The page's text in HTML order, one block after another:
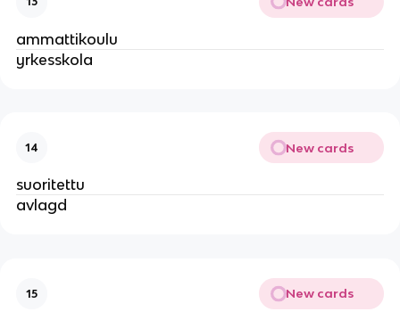
ammattikoulu
yrkesskola
14 New cards
suoritettu
avlagd
15 New cards